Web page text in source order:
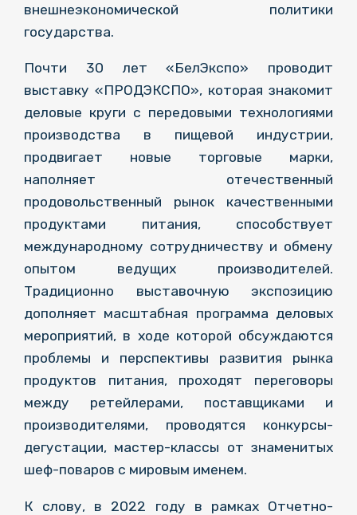
внешнеэкономической политики
государства.
Почти 30 лет «БелЭкспо» проводит
выставку «ПРОДЭКСПО», которая знакомит
деловые круги с передовыми технологиями
производства в пищевой индустрии,
продвигает новые торговые марки,
наполняет отечественный
продовольственный рынок качественными
продуктами питания, способствует
международному сотрудничеству и обмену
опытом ведущих производителей.
Традиционно выставочную экспозицию
дополняет масштабная программа деловых
мероприятий, в ходе которой обсуждаются
проблемы и перспективы развития рынка
продуктов питания, проходят переговоры
между ретейлерами, поставщиками и
производителями, проводятся конкурсы-
дегустации, мастер-классы от знаменитых
шеф-поваров с мировым именем.
К слову, в 2022 году в рамках Отчетно-